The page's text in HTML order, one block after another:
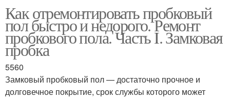
Как отремонтировать пробковый
пол быстро и недорого. Ремонт
пробкового пола. Часть I. Замковая
пробка
5560
Замковый пробковый пол — достаточно прочное и
долговечное покрытие, срок службы которого может